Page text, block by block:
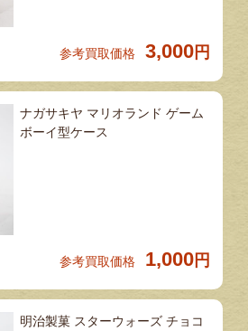
参考買取価格 3,000 円
ナガサキヤ マリオランド ゲーム
ボーイ型ケース
参考買取価格 1,000 円
明治製菓 スターウォーズ チョコ